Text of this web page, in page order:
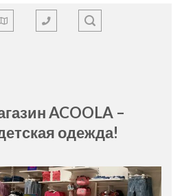
ACOOLA –
одежда!